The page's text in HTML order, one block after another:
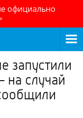
официально
запустили
случай